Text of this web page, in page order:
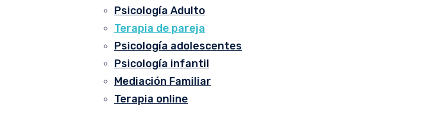
Psicología Adulto
Terapia de pareja
Psicología adolescentes
Psicología infantil
Mediación Familiar
Terapia online